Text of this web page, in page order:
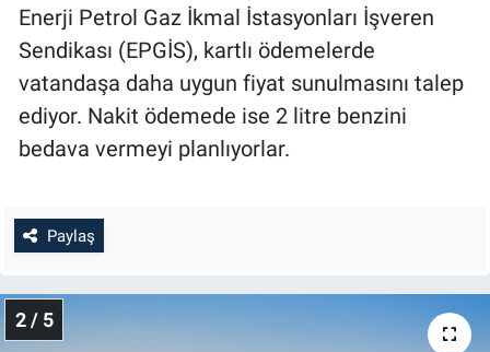
Enerji Petrol Gaz İkmal İstasyonları İşveren
Sendikası (EPGİS), kartlı ödemelerde
vatandaşa daha uygun fiyat sunulmasını talep
ediyor. Nakit ödemede ise 2 litre benzini
bedava vermeyi planlıyorlar.
Paylaş
2 / 5